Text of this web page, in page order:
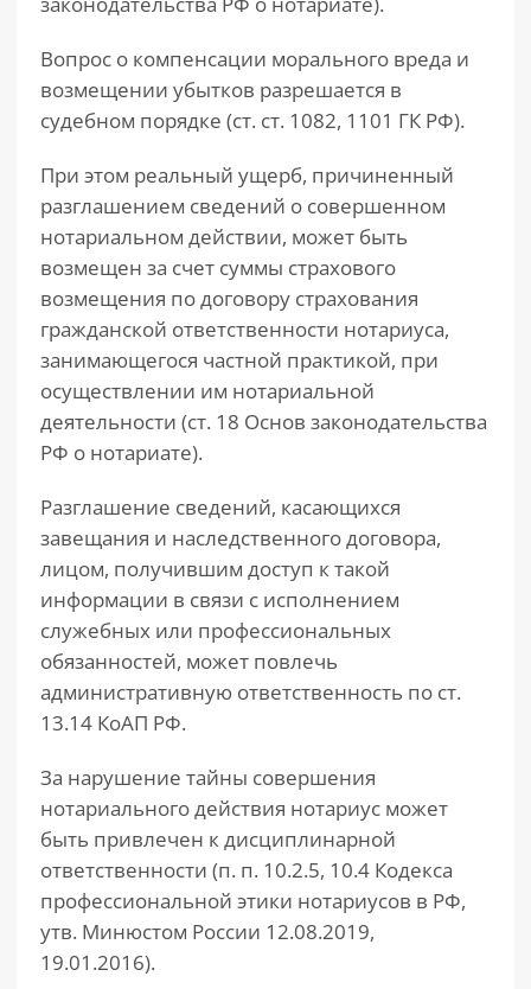
Вопрос о компенсации морального вреда и
возмещении убытков разрешается в
судебном порядке (ст. ст. 1082, 1101 ГК РФ).
При этом реальный ущерб, причиненный
разглашением сведений о совершенном
нотариальном действии, может быть
возмещен за счет суммы страхового
возмещения по договору страхования
гражданской ответственности нотариуса,
занимающегося частной практикой, при
осуществлении им нотариальной
деятельности (ст. 18 Основ законодательства
РФ о нотариате).
Разглашение сведений, касающихся
завещания и наследственного договора,
лицом, получившим доступ к такой
информации в связи с исполнением
служебных или профессиональных
обязанностей, может повлечь
административную ответственность по ст.
13.14 КоАП РФ.
За нарушение тайны совершения
нотариального действия нотариус может
быть привлечен к дисциплинарной
ответственности (п. п. 10.2.5, 10.4 Кодекса
профессиональной этики нотариусов в РФ,
утв. Минюстом России 12.08.2019,
19.01.2016).